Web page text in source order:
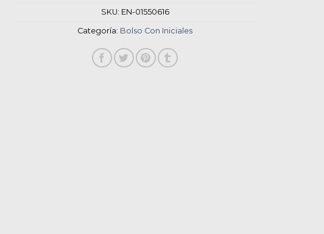
SKU: EN-01550616
Categoría: Bolso Con Iniciales